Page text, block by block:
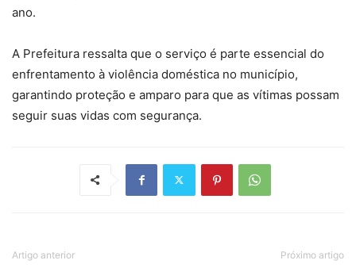
ano.
A Prefeitura ressalta que o serviço é parte essencial do
enfrentamento à violência doméstica no município,
garantindo proteção e amparo para que as vítimas possam
seguir suas vidas com segurança.
Artigo anterior Próximo artigo